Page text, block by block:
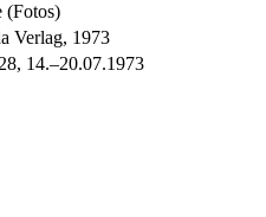
(Fotos)
Verlag, 1973
14.–20.07.1973